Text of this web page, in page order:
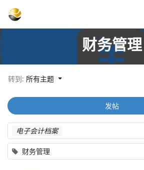
财务管理
转到: 所有主题
电子会计档案
财务管理
发帖